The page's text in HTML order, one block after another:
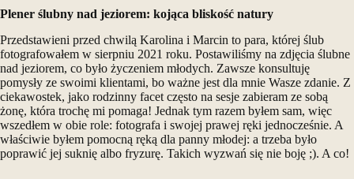
Plener ślubny nad jeziorem: kojąca bliskość natury
Przedstawieni przed chwilą Karolina i Marcin to para, której ślub
fotografowałem w sierpniu 2021 roku. Postawiliśmy na zdjęcia ślubne
nad jeziorem, co było życzeniem młodych. Zawsze konsultuję
pomysły ze swoimi klientami, bo ważne jest dla mnie Wasze zdanie. Z
ciekawostek, jako rodzinny facet często na sesje zabieram ze sobą
żonę, która trochę mi pomaga! Jednak tym razem byłem sam, więc
wszedłem w obie role: fotografa i swojej prawej ręki jednocześnie. A
właściwie byłem pomocną ręką dla panny młodej: a trzeba było
poprawić jej suknię albo fryzurę. Takich wyzwań się nie boję ;). A co!